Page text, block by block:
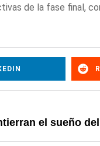
de la fase final,